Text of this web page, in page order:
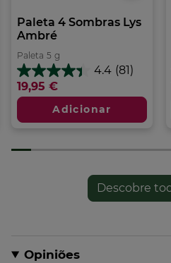
Paleta 4 Sombras Lys
Ambré
Paleta 5 g
4.4 (81)
4.4
em
5
estrelas.
81
19,95 €
Adicionar
Descobre
Opiniões